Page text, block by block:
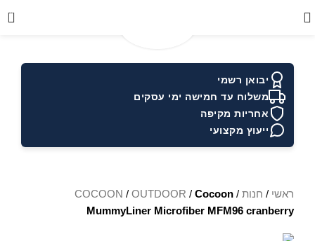
0
יבואן רשמי
משלוח עד חמישה ימי עסקים
אחריות מקיפה
ייעוץ מקצועי
ראשי / חנות /
COCOON / OUTDOOR / Cocoon
MummyLiner Microfiber MFM96 cranberry